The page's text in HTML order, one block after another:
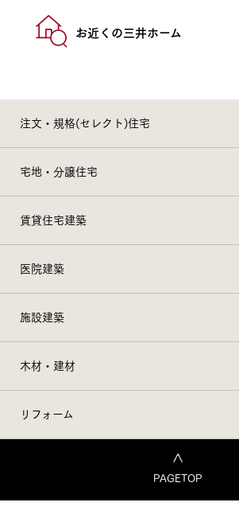
お近くの三井ホーム
注文・規格(セレクト)住宅
宅地・分譲住宅
賃貸住宅建築
医院建築
施設建築
木材・建材
リフォーム
PAGETOP